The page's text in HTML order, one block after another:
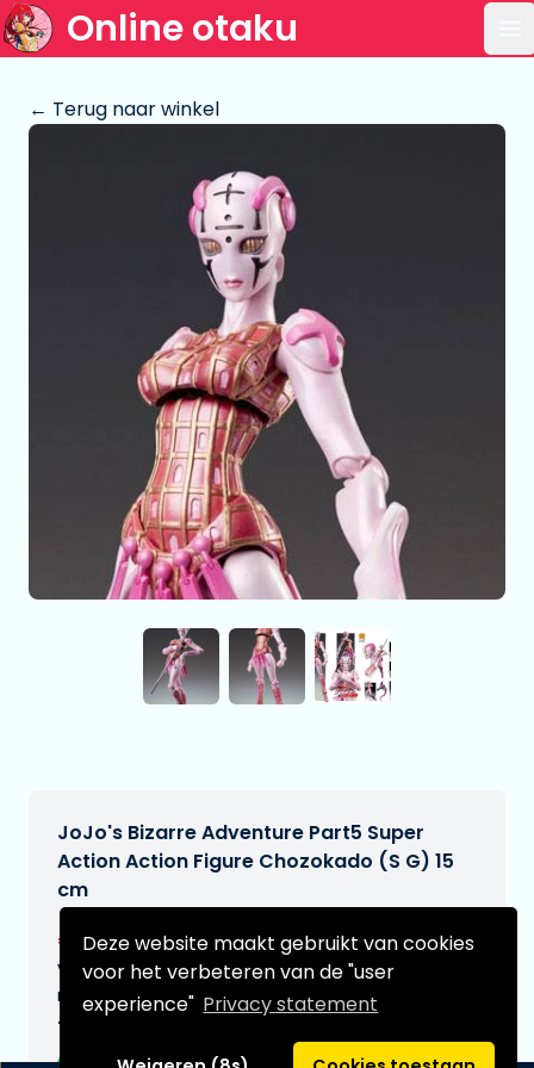
Deze website maakt gebruikt van cookies
voor het verbeteren van de "user
experience" Privacy statement
Online otaku
← Terug naar winkel
JoJo's Bizarre Adventure Part5 Super
Action Action Figure Chozokado (S G) 15
cm
€95,95[Onder voorbehoud]
Verwachtte leverdatum:
n.v.t.
Type: